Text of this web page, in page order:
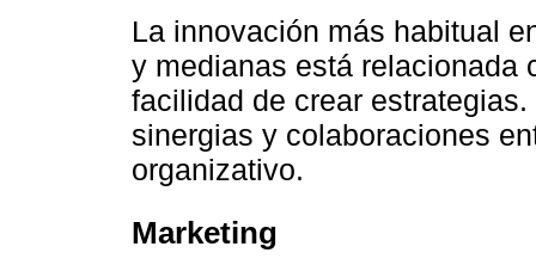
La innovación más habitual
y medianas está relacionada
facilidad de crear
sinergias y colaboraciones
organizativo.
Marketing